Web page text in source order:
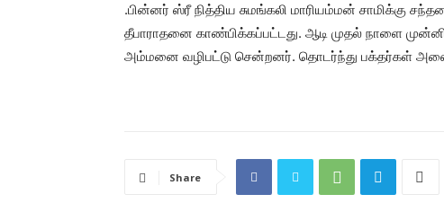
.பின்னர் ஸ்ரீ நித்திய சுமங்கலி மாரியம்மன் சாமிக்கு
தீபாராதனை காண்பிக்கப்பட்டது. ஆடி முதல் நாளை
அம்மனை வழிபட்டு சென்றனர். தொடர்ந்து பக்தர்கள்
Share